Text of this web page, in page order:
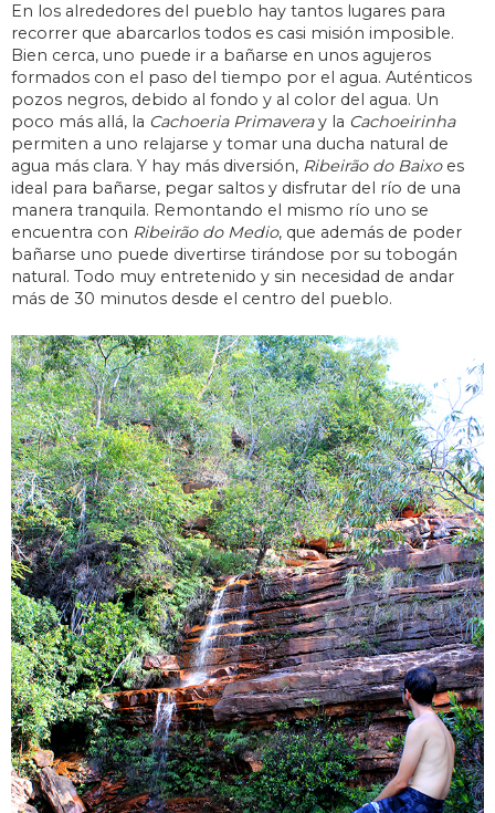
En los alrededores del pueblo hay tantos lugares para
recorrer que abarcarlos todos es casi misión imposible.
Bien cerca, uno puede ir a bañarse en unos agujeros
formados con el paso del tiempo por el agua. Auténticos
pozos negros, debido al fondo y al color del agua. Un
poco más allá, la Cachoeria Primaveray la Cachoeirinha
permiten a uno relajarse y tomar una ducha natural de
agua más clara. Y hay más diversión, Ribeirão do Baixoes
ideal para bañarse, pegar saltos y disfrutar del río de una
manera tranquila. Remontando el mismo río uno se
encuentra con Ribeirão do Medio, que además de poder
bañarse uno puede divertirse tirándose por su tobogán
natural. Todo muy entretenido y sin necesidad de andar
más de 30 minutos desde el centro del pueblo.